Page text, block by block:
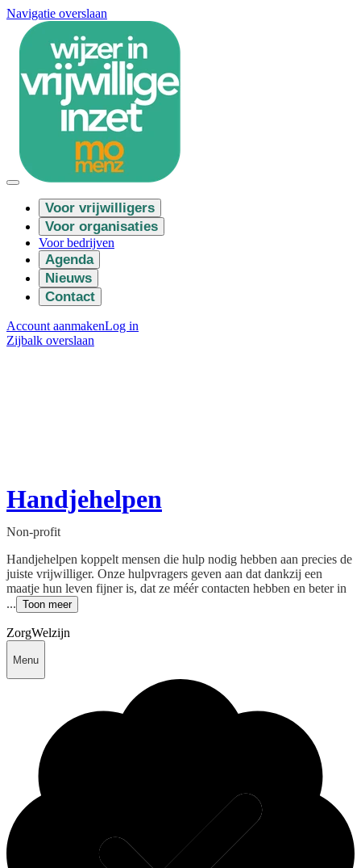
Navigatie overslaan
Voor vrijwilligers
Voor organisaties
Voor bedrijven
Agenda
Nieuws
Contact
Account aanmakenLog in
Zijbalk overslaan
Handjehelpen
Non-profit
Handjehelpen koppelt mensen die hulp nodig hebben aan precies de
juiste vrijwilliger. Onze hulpvragers geven aan dat dankzij een
maatje hun leven fijner is, dat ze méér contacten hebben en beter in
... Toon meer
ZorgWelzijn
Menu